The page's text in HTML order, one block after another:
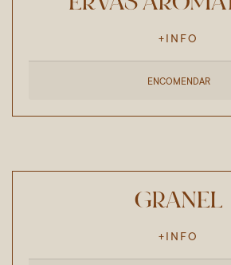
+INFO
ENCOMENDAR
GRANEL
+INFO